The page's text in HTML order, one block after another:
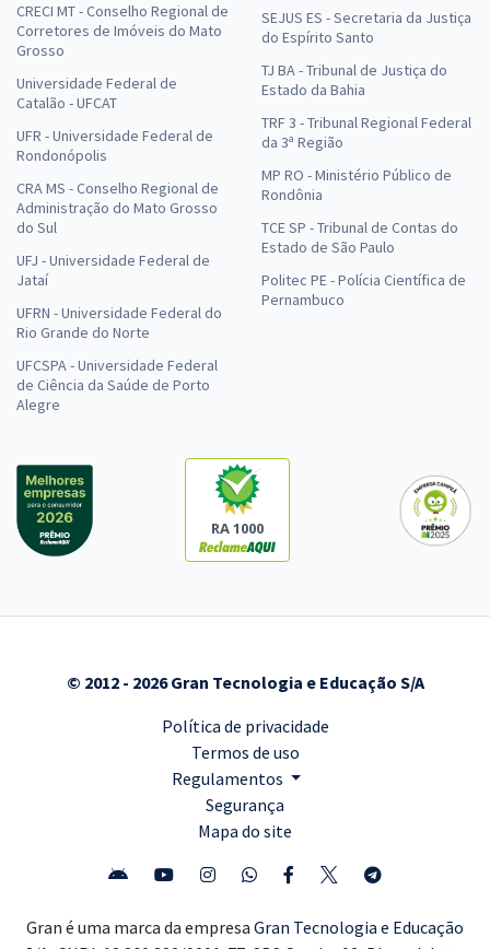
CRECI MT - Conselho Regional de
Corretores de Imóveis do Mato
Grosso
Universidade Federal de
Catalão - UFCAT
UFR - Universidade Federal de
Rondonópolis
CRA MS - Conselho Regional de
Administração do Mato Grosso
do Sul
UFJ - Universidade Federal de
Jataí
UFRN - Universidade Federal do
Rio Grande do Norte
UFCSPA - Universidade Federal
de Ciência da Saúde de Porto
Alegre
SEJUS ES - Secretaria da Justiça
do Espírito Santo
TJ BA - Tribunal de Justiça do
Estado da Bahia
TRF 3 - Tribunal Regional Federal
da 3ª Região
MP RO - Ministério Público de
Rondônia
TCE SP - Tribunal de Contas do
Estado de São Paulo
Politec PE - Polícia Científica de
Pernambuco
RA 1000
© 2012 - 2026 Gran Tecnologia e Educação S/A
Política de privacidade
Termos de uso
Regulamentos
Segurança
Mapa do site
Gran é uma marca da empresa Gran Tecnologia e Educação